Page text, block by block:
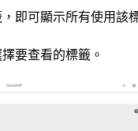
即可顯示所有使用該
要查看的標籤。